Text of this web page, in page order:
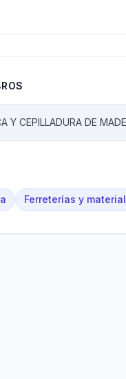
Y CEPILLADURA DE
Ferreterías y